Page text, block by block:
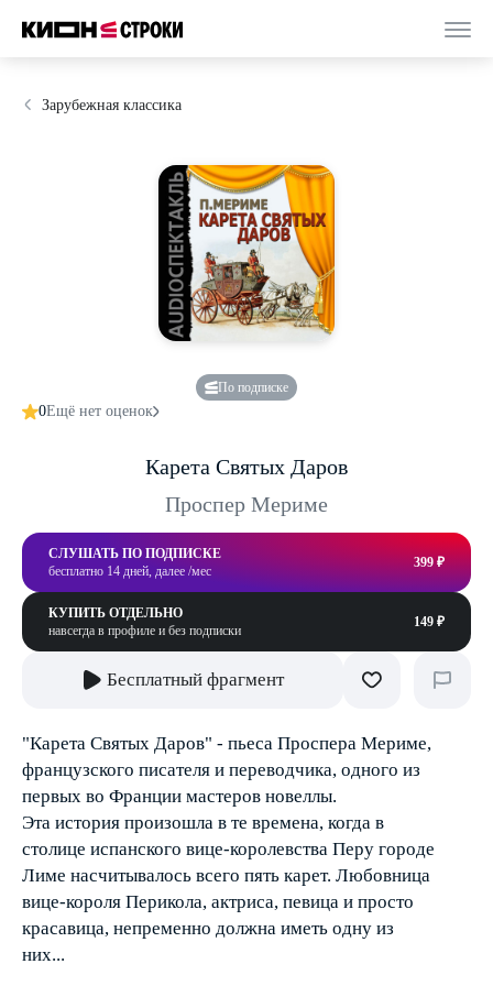
Зарубежная классика
По подписке
0Ещё нет оценок
Карета Святых Даров
Проспер Мериме
СЛУШАТЬ ПО ПОДПИСКЕ
бесплатно 14 дней, далее /мес
399 ₽
КУПИТЬ ОТДЕЛЬНО
навсегда в профиле и без подписки
149 ₽
Бесплатный фрагмент
"Карета Святых Даров" - пьеса Проспера Мериме,
французского писателя и переводчика, одного из
первых во Франции мастеров новеллы.
Эта история произошла в те времена, когда в
столице испанского вице-королевства Перу городе
Лиме насчитывалось всего пять карет. Любовница
вице-короля Перикола, актриса, певица и просто
красавица, непременно должна иметь одну из
них...